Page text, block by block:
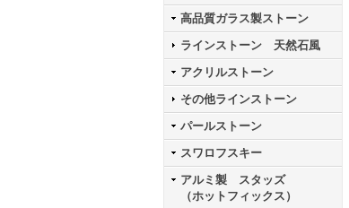
高品質ガラス製ストーン
ラインストーン 天然石風
アクリルストーン
その他ラインストーン
パールストーン
スワロフスキー
アルミ製 スタッズ
（ホットフィックス）
ニュアンス メタリック クロムパウダー ケ
ース入り
通常販売価格303円